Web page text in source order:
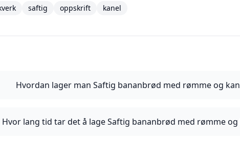
saftig oppskrift kanel
Hvordan lager man Saftig bananbrød med rømme og
Hvor lang tid tar det å lage Saftig bananbrød med rømme og